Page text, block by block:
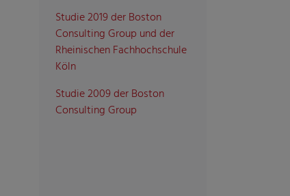
Studie 2019 der Boston
Consulting Group und der
Rheinischen Fachhochschule
Köln
Studie 2009 der Boston
Consulting Group